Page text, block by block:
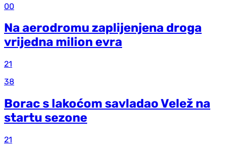
00
Na aerodromu zaplijenjena droga
vrijedna milion evra
21
38
Borac s lakoćom savladao Velež na
startu sezone
21